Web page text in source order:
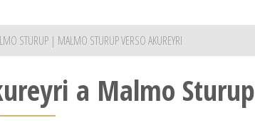
STURUP | MALMO STURUP VERSO AKUREYRI
a Malmo Sturup